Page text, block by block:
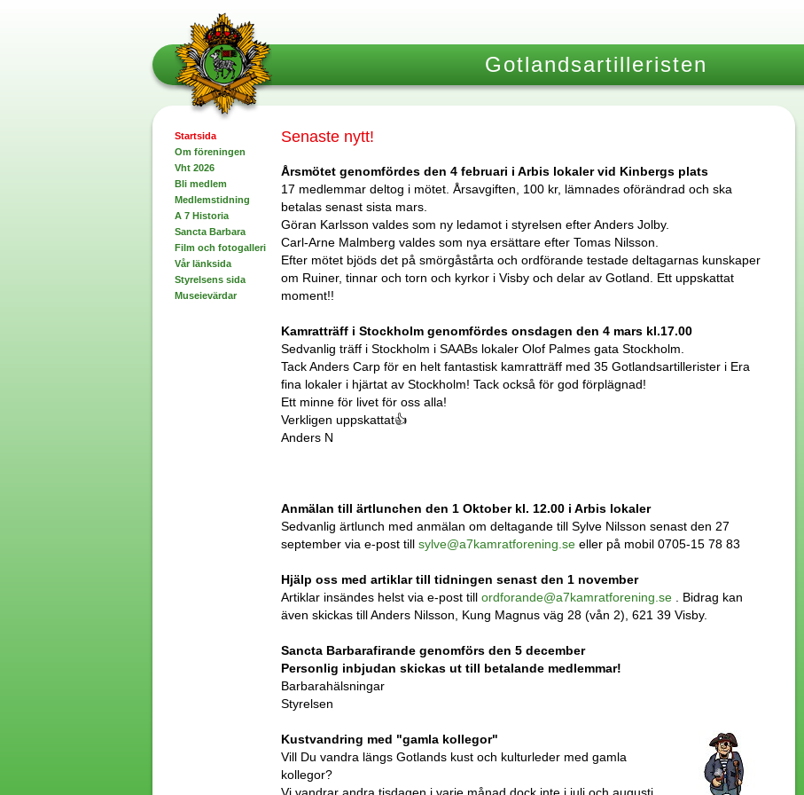
Gotlandsartilleristen
Startsida
Om föreningen
Vht 2026
Bli medlem
Medlemstidning
A 7 Historia
Sancta Barbara
Film och fotogalleri
Vår länksida
Styrelsens sida
Museievärdar
Senaste nytt!
Årsmötet genomfördes den 4 februari i Arbis lokaler vid Kinbergs plats
17 medlemmar deltog i mötet. Årsavgiften, 100 kr, lämnades oförändrad och ska
betalas senast sista mars.
Göran Karlsson valdes som ny ledamot i styrelsen efter Anders Jolby.
Carl-Arne Malmberg valdes som nya ersättare efter Tomas Nilsson.
Efter mötet bjöds det på smörgåstårta och ordförande testade deltagarnas kunskaper
om Ruiner, tinnar och torn och kyrkor i Visby och delar av Gotland. Ett uppskattat
moment!!
Kamratträff i Stockholm genomfördes onsdagen den 4 mars kl.17.00
Sedvanlig träff i Stockholm i SAABs lokaler Olof Palmes gata Stockholm.
Tack Anders Carp för en helt fantastisk kamratträff med 35 Gotlandsartillerister i Era
fina lokaler i hjärtat av Stockholm! Tack också för god förplägnad!
Ett minne för livet för oss alla!
Verkligen uppskattat👍
Anders N
Anmälan till ärtlunchen den 1 Oktober kl. 12.00 i Arbis lokaler
Sedvanlig ärtlunch med anmälan om deltagande till Sylve Nilsson senast den 27
september via e-post till sylve@a7kamratforening.se eller på mobil 0705-15 78 83
Hjälp oss med artiklar till tidningen senast den 1 november
Artiklar insändes helst via e-post till ordforande@a7kamratforening.se . Bidrag kan
även skickas till Anders Nilsson, Kung Magnus väg 28 (vån 2), 621 39 Visby.
Sancta Barbarafirande genomförs den 5 december
Personlig inbjudan skickas ut till betalande medlemmar!
Barbarahälsningar
Styrelsen
Kustvandring med "gamla kollegor"
Vill Du vandra längs Gotlands kust och kulturleder med gamla
kollegor?